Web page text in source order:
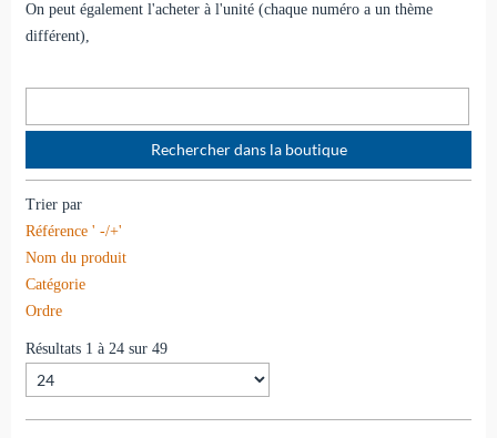
On peut également l'acheter à l'unité (chaque numéro a un thème
différent),
Trier par
Référence ' -/+'
Nom du produit
Catégorie
Ordre
Résultats 1 à 24 sur 49